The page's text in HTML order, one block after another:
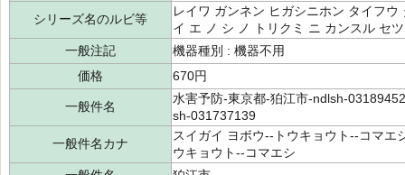
シリーズ名のルビ等
レイワ ガンネン ヒガシニホン タイフ
イ エ ノ シ ノ トリクミ ニ カンスル セ
一般注記
機器種別 : 機器不用
価格
670円
一般件名
水害予防-東京都-狛江市-ndlsh-
sh-031737139
一般件名カナ
スイガイ ヨボウ--トウキョウト--コマ
ウキョウト--コマエシ